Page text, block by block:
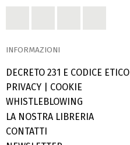
INFORMAZIONI
DECRETO 231 E CODICE ETICO
PRIVACY
COOKIE
WHISTLEBLOWING
LA NOSTRA LIBRERIA
CONTATTI